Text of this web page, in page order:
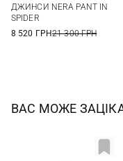
29
ДЖИНСИ NERA PANT IN
SPIDER
8 520 ГРН21 300 ГРН
ВАС МОЖЕ